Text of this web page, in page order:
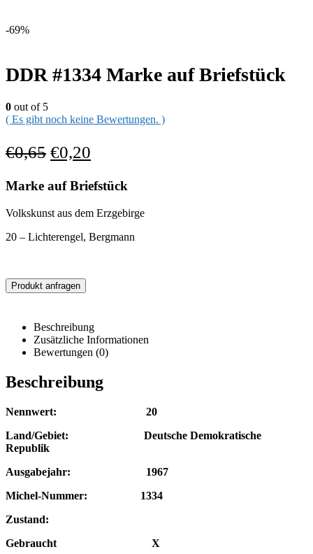
-69%
DDR #1334 Marke auf Briefstück
0 out of 5
( Es gibt noch keine Bewertungen. )
€0,65 €0,20
Marke auf Briefstück
Volkskunst aus dem Erzgebirge
20 – Lichterengel, Bergmann
Produkt anfragen
Beschreibung
Zusätzliche Informationen
Bewertungen (0)
Beschreibung
Nennwert: 20
Land/Gebiet: Deutsche Demokratische
Republik
Ausgabejahr: 1967
Michel-Nummer: 1334
Zustand:
Gebraucht X